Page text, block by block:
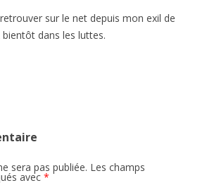
sur le net depuis mon exil de
dans les luttes.
sera pas publiée. Les champs
avec*